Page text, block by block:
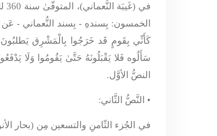
الخمسون: بِسندهِ- بِسند النُّعماني - عَن
كَأَنِّي بِقَومٍ قَد خَرَجُوا بِالْمَشْرِق يَطلبُونَ
سَأَلُوه فَلا يَقْبَلُونَهُ حَتَّىٰ يَقُومُوا وَلَا
النصُّ الأوَّل.
• النَّصُّ الثَّاني: